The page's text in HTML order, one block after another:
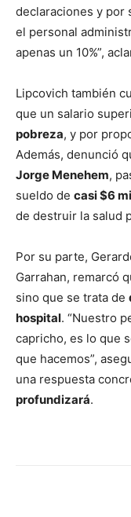
declaraciones y por
el personal
apenas un 10%”,
Lipcovich también
que un salario
pobreza, y por
Además, denunció
Jorge Menehem,
sueldo de casi $6
de destruir la salud
Por su parte,
Garrahan, remarcó
sino que se trata de
hospital. “Nuestro
capricho, es lo que
que hacemos”,
una respuesta
profundizará.